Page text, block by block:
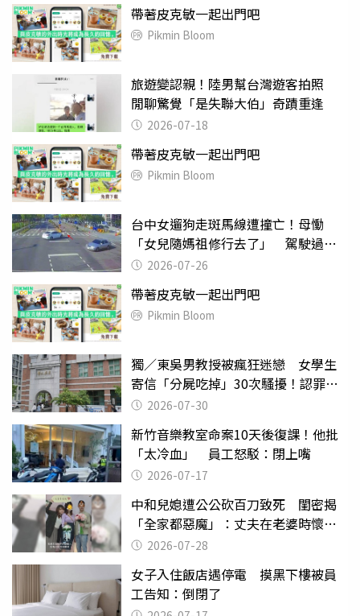
帶著皮克敏一起出門吧
Pikmin Bloom
旅遊變認親！陸男幫台灣遊客拍照
閒聊驚覺「是失聯大伯」奇蹟重逢
2026-07-18
帶著皮克敏一起出門吧
Pikmin Bloom
台中女遛狗走斑馬線遭撞亡！母慟
「女兒隨媽祖修行去了」 駕駛過失
致死判9月
2026-07-26
帶著皮克敏一起出門吧
Pikmin Bloom
獨／東吳男教授被瘋狂迷戀 女學生
寄信「分屍吃掉」30次騷擾！認罪免
關 2026-07-30
新竹音樂教室命案10天後復課！他批
「太冷血」 員工怒駁：閉上嘴
2026-07-17
中和兒媳遭公公砍百刀致死 閨密揭
「全家都惡魔」：丈夫在老婆時懷孕
摔東西
2026-07-28
女子入住飯店遇停電 摸黑下樓被員
工告知：倒閉了